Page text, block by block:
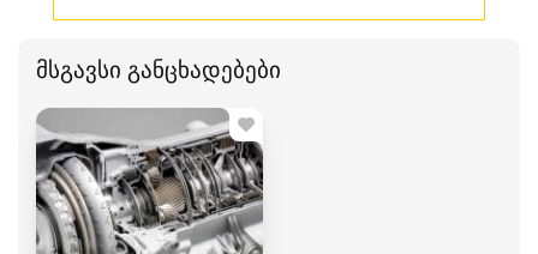
მსგავსი განცხადებები